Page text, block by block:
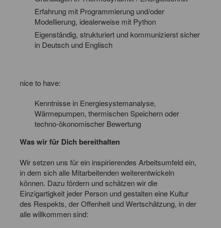
Erfahrung mit Programmierung und/oder
Modellierung, idealerweise mit Python
Eigenständig, strukturiert und kommunizierst sicher
in Deutsch und Englisch
nice to have:
Kenntnisse in Energiesystemanalyse,
Wärmepumpen, thermischen Speichern oder
techno-ökonomischer Bewertung
Was wir für Dich bereithalten
Wir setzen uns für ein inspirierendes Arbeitsumfeld ein,
in dem sich alle Mitarbeitenden weiterentwickeln
können. Dazu fördern und schätzen wir die
Einzigartigkeit jeder Person und gestalten eine Kultur
des Respekts, der Offenheit und Wertschätzung, in der
alle willkommen sind: